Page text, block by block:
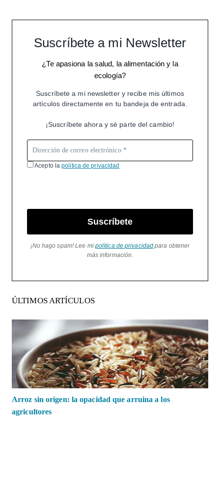
Suscríbete a mi Newsletter
¿Te apasiona la salud, la alimentación y la
ecología?
Suscríbete a mi newsletter y recibe mis últimos
artículos directamente en tu bandeja de entrada.
¡Suscríbete ahora y sé parte del cambio!
Acepto lapolítica de privacidad
Suscríbete
¡No hago spam! Lee mi política de privacidad para obtener
más información.
ÚLTIMOS ARTÍCULOS
Arroz sin origen: la opacidad que arruina a los
agricultores